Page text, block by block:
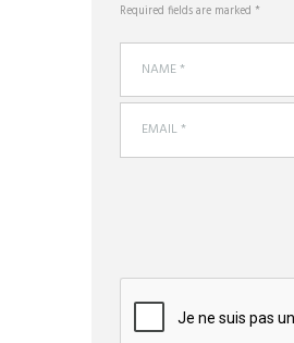
Required fields are marked *